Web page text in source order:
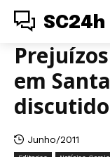
SC24h
em
Junho/2011